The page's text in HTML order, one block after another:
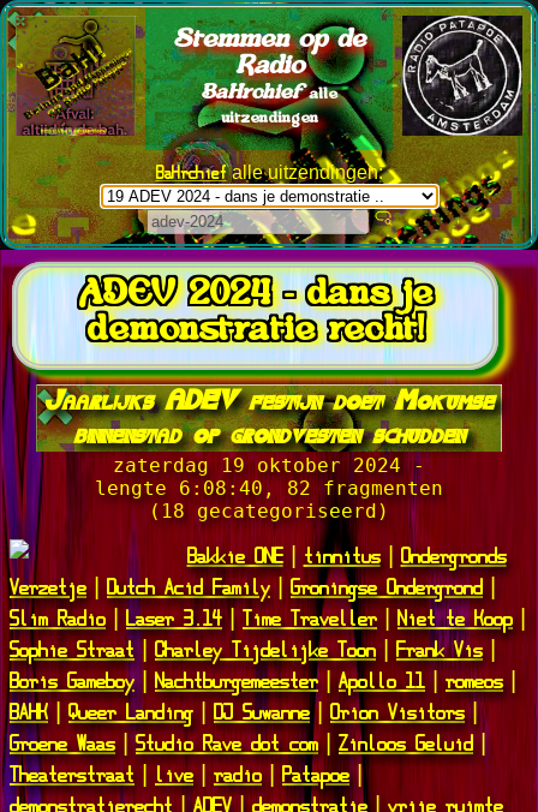
Stemmen op de
Radio
BaHrchief alle
uitzendingen
BaHrchiefalle uitzendingen:
ADEV 2024 - dans je
demonstratie recht!
Jaarlijks ADEV festijn doet Mokumse
binnenstad op grondvesten schudden
zaterdag 19 oktober 2024 -
lengte 6:08:40, 82 fragmenten
(18 gecategoriseerd)
Bakkie ONE| tinnitus| Ondergronds
Verzetje| Dutch Acid Family |Groningse Ondergrond|
Slim Radio| Laser 3.14 | Time Traveller| Niet te Koop|
Sophie Straat Charley Tijdelijke Toon| Frank Vis|
Boris Gameboy| Nachtburgemeester|Apollo 11 romeos|
BAHK| Queer Landing| DJ Suwanne|Orion Visitors|
Groene Waas|Studio Rave dot com| Zinloos Geluid|
Theaterstraat live| radio| Patapoe|
demonstratierecht |ADEV| demonstratie| vrije ruimte